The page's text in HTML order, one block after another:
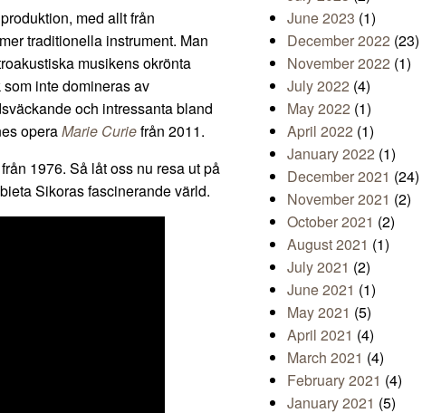
med allt från
traditionella instrument. Man
musikens okrönta
inte domineras av
och intressanta bland
operaMarie Curiefrån 2011.
1976. Så låt oss nu resa ut på
Sikoras fascinerande värld.
June 2023 (1)
December 2022 (23)
November 2022 (1)
July 2022 (4)
May 2022 (1)
April 2022 (1)
January 2022 (1)
December 2021 (24)
November 2021 (2)
October 2021 (2)
August 2021 (1)
July 2021 (2)
June 2021 (1)
May 2021 (5)
April 2021 (4)
March 2021 (4)
February 2021 (4)
January 2021 (5)